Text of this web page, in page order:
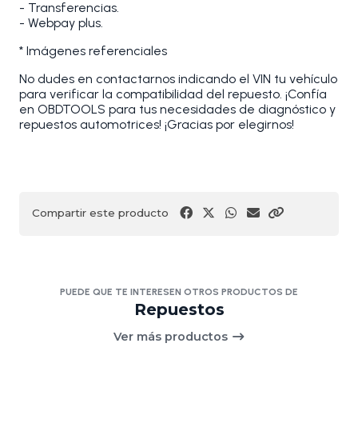
- Transferencias.
- Webpay plus.
* Imágenes referenciales
No dudes en contactarnos indicando el VIN tu vehículo
para verificar la compatibilidad del repuesto. ¡Confía
en OBDTOOLS para tus necesidades de diagnóstico y
repuestos automotrices! ¡Gracias por elegirnos!
Compartir este producto
PUEDE QUE TE INTERESEN OTROS PRODUCTOS DE
Repuestos
Ver más productos